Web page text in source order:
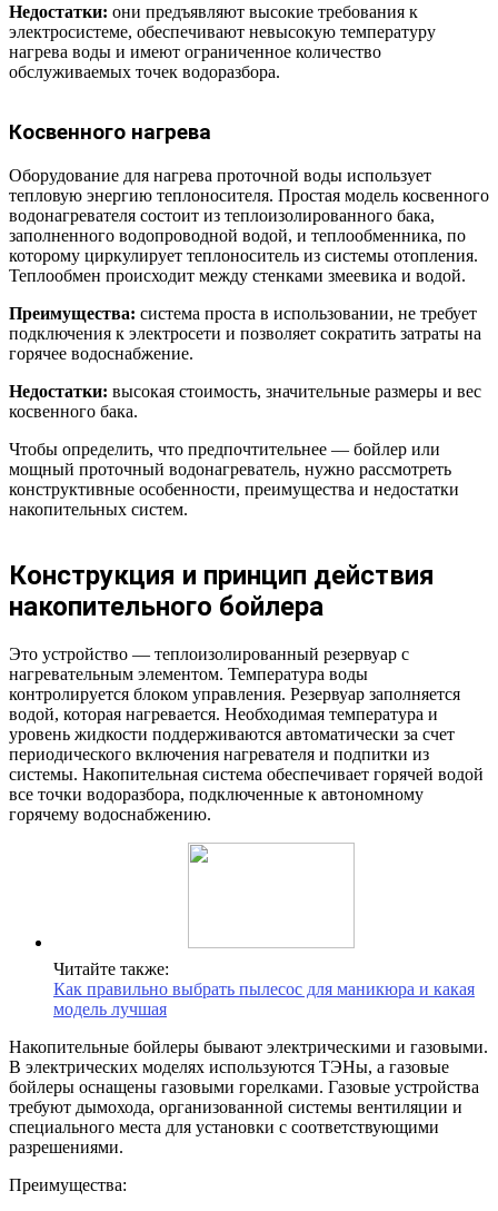
Недостатки: они предъявляют высокие требования к
электросистеме, обеспечивают невысокую температуру
нагрева воды и имеют ограниченное количество
обслуживаемых точек водоразбора.
Косвенного нагрева
Оборудование для нагрева проточной воды использует
тепловую энергию теплоносителя. Простая модель косвенного
водонагревателя состоит из теплоизолированного бака,
заполненного водопроводной водой, и теплообменника, по
которому циркулирует теплоноситель из системы отопления.
Теплообмен происходит между стенками змеевика и водой.
Преимущества: система проста в использовании, не требует
подключения к электросети и позволяет сократить затраты на
горячее водоснабжение.
Недостатки: высокая стоимость, значительные размеры и вес
косвенного бака.
Чтобы определить, что предпочтительнее — бойлер или
мощный проточный водонагреватель, нужно рассмотреть
конструктивные особенности, преимущества и недостатки
накопительных систем.
Конструкция и принцип действия
накопительного бойлера
Это устройство — теплоизолированный резервуар с
нагревательным элементом. Температура воды
контролируется блоком управления. Резервуар заполняется
водой, которая нагревается. Необходимая температура и
уровень жидкости поддерживаются автоматически за счет
периодического включения нагревателя и подпитки из
системы. Накопительная система обеспечивает горячей водой
все точки водоразбора, подключенные к автономному
горячему водоснабжению.
Читайте также:
Как правильно выбрать пылесос для маникюра и какая
модель лучшая
Накопительные бойлеры бывают электрическими и газовыми.
В электрических моделях используются ТЭНы, а газовые
бойлеры оснащены газовыми горелками. Газовые устройства
требуют дымохода, организованной системы вентиляции и
специального места для установки с соответствующими
разрешениями.
Преимущества: